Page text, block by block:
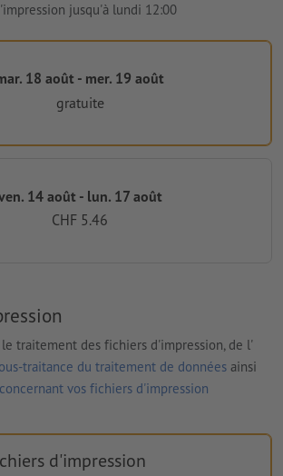
jusqu'à lundi 12:00
18 août - mer. 19 août
gratuite
14 août - lun. 17 août
CHF 5.46
traitement des fichiers d'impression, de l'
traitance du traitement de données ainsi
vos fichiers d'impression
d'impression